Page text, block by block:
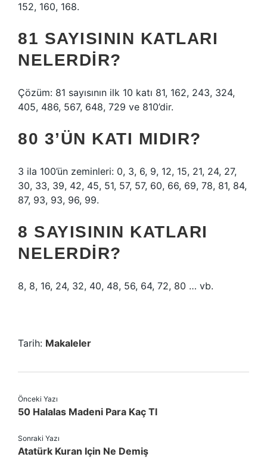
152, 160, 168.
81 SAYISININ KATLARI
NELERDIR?
Çözüm: 81 sayısının ilk 10 katı 81, 162, 243, 324,
405, 486, 567, 648, 729 ve 810’dir.
80 3’ÜN KATI MIDIR?
3 ila 100’ün zeminleri: 0, 3, 6, 9, 12, 15, 21, 24, 27,
30, 33, 39, 42, 45, 51, 57, 57, 60, 66, 69, 78, 81, 84,
87, 93, 93, 96, 99.
8 SAYISININ KATLARI
NELERDIR?
8, 8, 16, 24, 32, 40, 48, 56, 64, 72, 80 … vb.
Tarih: Makaleler
Önceki Yazı
50 Halalas Madeni Para Kaç Tl
Sonraki Yazı
Atatürk Kuran Için Ne Demiş